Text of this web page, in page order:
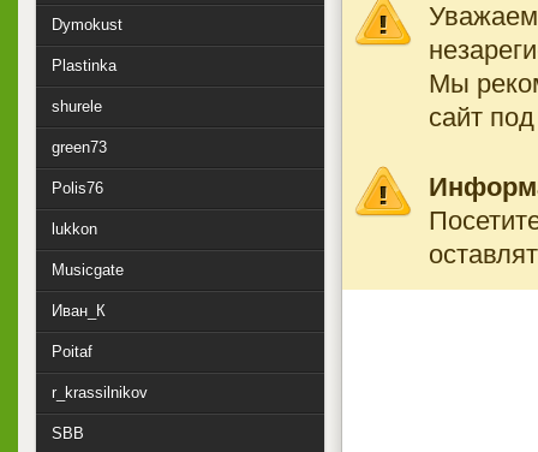
Мы
сайт
Dymokust
Plastinka
shurele
green73
Polis76
lukkon
Musicgate
Иван_К
Poitaf
r_krassilnikov
SBB